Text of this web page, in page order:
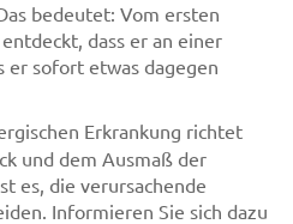
bedeutet: Vom ersten
dass er an einer
er sofort etwas dagegen
Erkrankung richtet
und dem Ausmaß der
es, die verursachende
Informieren Sie sich dazu